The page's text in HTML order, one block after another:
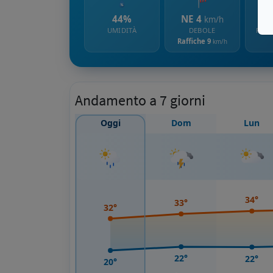
44%
UMIDITÀ
NE 4 km/h
DEBOLE
Raffiche 9 km/h
Andamento a 7 giorni
Oggi Dom Lun
32°
20°
33°
22°
34°
22°